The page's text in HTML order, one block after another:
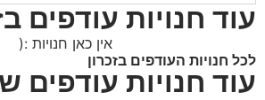
עוד חנויות עודפים
אין כאן חנויות :(
לכל חנויות העודפים בזכרון
עוד חנויות עודפים